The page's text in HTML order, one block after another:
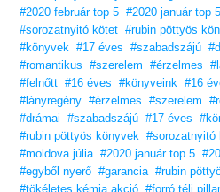
Néha talán már önmagát is.
Mert amikor a hétköznapi szabályok
mit diktál az ember szíve…
Elbűvölő és üdítő szerelmi történet,
Vesd bele magad!
#2020 február top 5 #2020 január top 5
#sorozatnyitó kötet #rubin pöttyös
#könyvek
#17 éves #szabadszájú
#romantikus
#szerelem #érzelmes
#felnőtt #16 éves #könyveink #16
#lányregény #érzelmes #szerelem
#drámai
#szabadszájú #17 éves
#rubin pöttyös könyvek
#sorozatnyitó
#moldova júlia #2020 január top 5
#egyből nyerő #garancia #rubin
#tökéletes kémia akció #forró téli